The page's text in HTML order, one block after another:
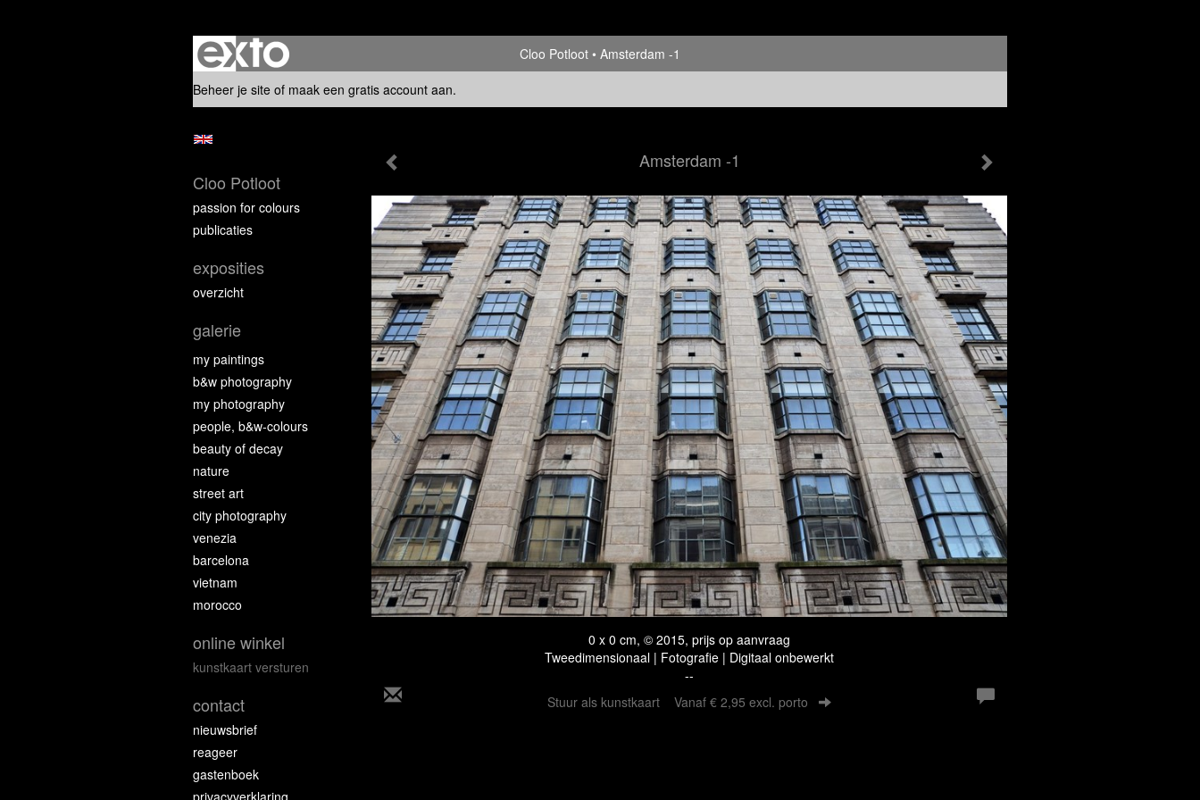
Cloo Potloot
Amsterdam -1
Beheer je site of maak een gratis account aan.
Amsterdam -1
0 x 0 cm, © 2015, prijs op aanvraag
Tweedimensionaal | Fotografie | Digitaal onbewerkt
--
Stuur als kunstkaart Vanaf € 2,95 excl. porto
Cloo Potloot
passion for colours
publicaties
exposities
overzicht
galerie
my paintings
b&w photography
my photography
people, b&w-colours
beauty of decay
nature
street art
city photography
venezia
barcelona
vietnam
morocco
online winkel
kunstkaart versturen
contact
nieuwsbrief
reageer
gastenboek
privacyverklaring